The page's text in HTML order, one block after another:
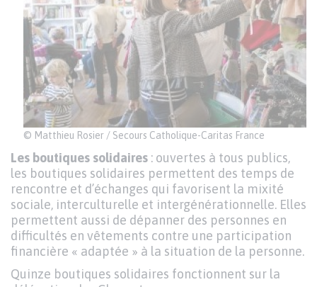
© Matthieu Rosier / Secours Catholique-Caritas France
Les boutiques solidaires : ouvertes à tous publics,
les boutiques solidaires permettent des temps de
rencontre et d’échanges qui favorisent la mixité
sociale, interculturelle et intergénérationnelle. Elles
permettent aussi de dépanner des personnes en
difficultés en vêtements contre une participation
financière « adaptée » à la situation de la personne.
Quinze boutiques solidaires fonctionnent sur la